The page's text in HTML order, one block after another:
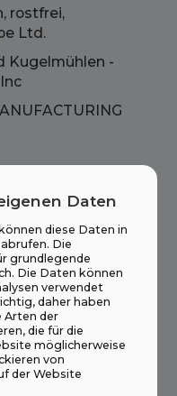
rostfrei,
Ltd.
Kugelmühlen -
Daten
diese Daten in
Die
grundlegende
Die Daten können
verwendet
daher haben
Arten der
die für die
möglicherweise
von
der Website